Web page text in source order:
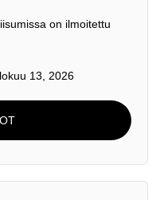
on ilmoitettu
13, 2026